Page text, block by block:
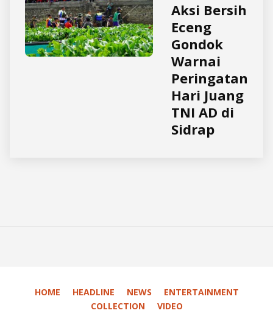
Aksi Bersih
Eceng
Gondok
Warnai
Peringatan
Hari Juang
TNI AD di
Sidrap
HOME HEADLINE NEWS
ENTERTAINMENT
COLLECTION
VIDEO